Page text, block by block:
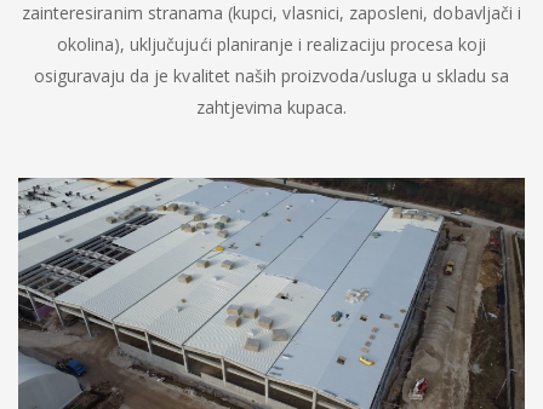
zainteresiranim stranama (kupci, vlasnici, zaposleni, dobavljači i
okolina), uključujući planiranje i realizaciju procesa koji
osiguravaju da je kvalitet naših proizvoda/usluga u skladu sa
zahtjevima kupaca.